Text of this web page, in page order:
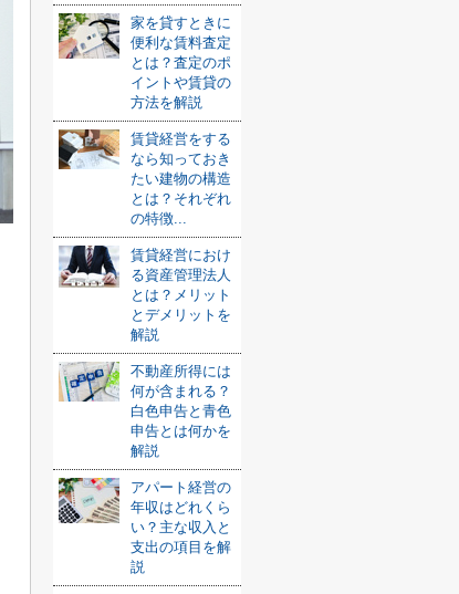
家を貸すときに
便利な賃料査定
とは？査定のポ
イントや賃貸の
方法を解説
賃貸経営をする
なら知っておき
たい建物の構造
とは？それぞれ
の特徴...
賃貸経営におけ
る資産管理法人
とは？メリット
とデメリットを
解説
不動産所得には
何が含まれる？
白色申告と青色
申告とは何かを
解説
アパート経営の
年収はどれくら
い？主な収入と
支出の項目を解
説